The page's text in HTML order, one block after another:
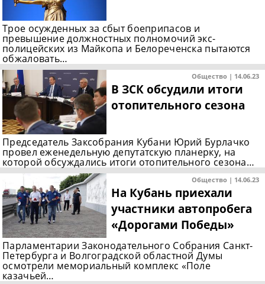
Трое осужденных за сбыт боеприпасов и
превышение должностных полномочий экс-
полицейских из Майкопа и Белореченска пытаются
обжаловать…
Общество | 14.06.23
В ЗСК обсудили итоги
отопительного сезона
Председатель Заксобрания Кубани Юрий Бурлачко
провел еженедельную депутатскую планерку, на
которой обсуждались итоги отопительного сезона…
Общество | 14.06.23
На Кубань приехали
участники автопробега
«Дорогами Победы»
Парламентарии Законодательного Собрания Санкт-
Петербурга и Волгоградской областной Думы
осмотрели мемориальный комплекс «Поле
казачьей…